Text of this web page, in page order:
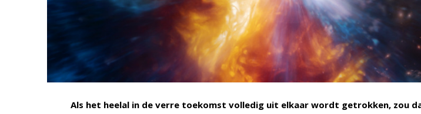
Als het heelal in de verre toekomst volledig uit elkaar wordt getrokken, zou